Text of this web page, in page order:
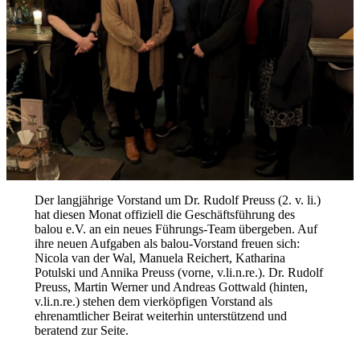
Der langjährige Vorstand um Dr. Rudolf Preuss (2. v. li.)
hat diesen Monat offiziell die Geschäftsführung des
balou e.V. an ein neues Führungs-Team übergeben. Auf
ihre neuen Aufgaben als balou-Vorstand freuen sich:
Nicola van der Wal, Manuela Reichert, Katharina
Potulski und Annika Preuss (vorne, v.li.n.re.). Dr. Rudolf
Preuss, Martin Werner und Andreas Gottwald (hinten,
v.li.n.re.) stehen dem vierköpfigen Vorstand als
ehrenamtlicher Beirat weiterhin unterstützend und
beratend zur Seite.